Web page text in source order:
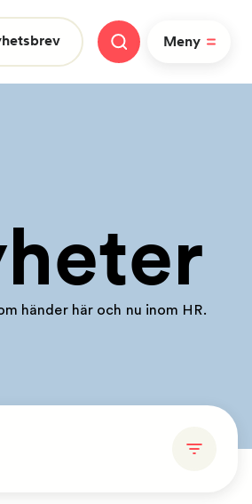
Meny
händer här och nu inom HR.